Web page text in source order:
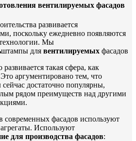
вентилируемых фасадов
развивается
поскольку ежедневно появляются
Мы
штампы для вентилируемых фасадов
такая сфера, как
аргументировано тем, что
достаточно популярны,
рядом преимуществ над другими
современных фасадов используют
Используют
для производства фасадов: